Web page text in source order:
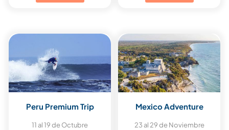
Peru Premium Trip
11 al 19 de Octubre
Mexico Adventure
23 al 29 de Noviembre